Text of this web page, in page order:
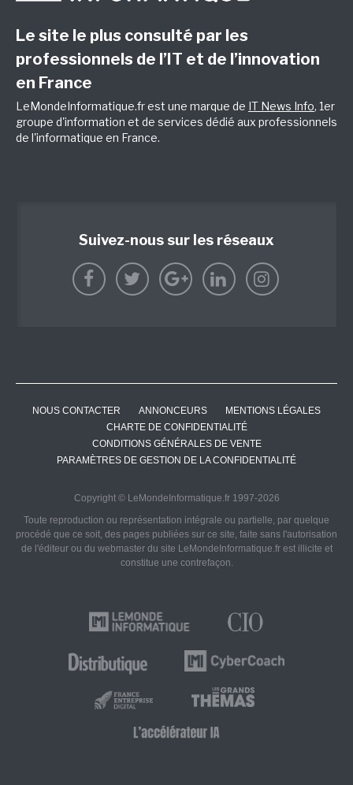
Le site le plus consulté par les
professionnels de l’IT et de l’innovation
en France
LeMondeInformatique.fr est une marque de IT News Info, 1er
groupe d'information et de services dédié aux professionnels
de l'informatique en France.
Suivez-nous sur les réseaux
NOUS CONTACTER ANNONCEURS
MENTIONS LÉGALES
CHARTE DE CONFIDENTIALITÉ
CONDITIONS GÉNÉRALES DE VENTE
PARAMÈTRES DE GESTION DE LA CONFIDENTIALITÉ
Copyright © LeMondeInformatique.fr 1997-2026
Toute reproduction ou représentation intégrale ou partielle, par quelque
procédé que ce soit, des pages publiées sur ce site, faite sans l'autorisation
de l'éditeur ou du webmaster du site LeMondeInformatique.fr est illicite et
constitue une contrefaçon.